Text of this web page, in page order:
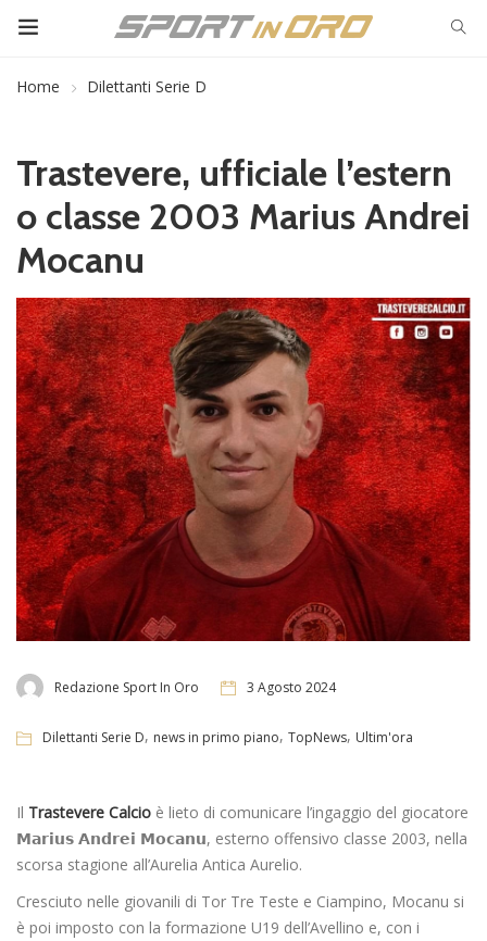
Home Dilettanti Serie D
Trastevere, ufficiale l’estern
o classe 2003 Marius Andrei
Mocanu
Redazione Sport In Oro 3 Agosto 2024
Dilettanti Serie D, news in primo piano, TopNews, Ultim'ora
Il Trastevere Calcio è lieto di comunicare l’ingaggio del giocatore
𝗠𝗮𝗿𝗶𝘂𝘀 𝗔𝗻𝗱𝗿𝗲𝗶 𝗠𝗼𝗰𝗮𝗻𝘂, esterno offensivo classe 2003, nella
scorsa stagione all’Aurelia Antica Aurelio.
Cresciuto nelle giovanili di Tor Tre Teste e Ciampino, Mocanu si
è poi imposto con la formazione U19 dell’Avellino e, con i